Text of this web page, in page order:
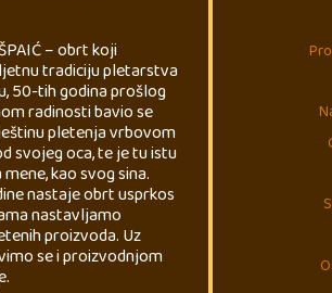
– obrt koji
tradiciju pletarstva
50-tih godina prošlog
radinosti bavio se
pletenja vrbovom
svojeg oca, te je tu istu
kao svog sina.
nastaje obrt usprkos
nastavljamo
proizvoda. Uz
se i proizvodnjom